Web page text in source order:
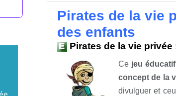
Pirates de la vie
des enfants
Pirates de la vie
Ce jeu éducatif
concept de la
divulguer et